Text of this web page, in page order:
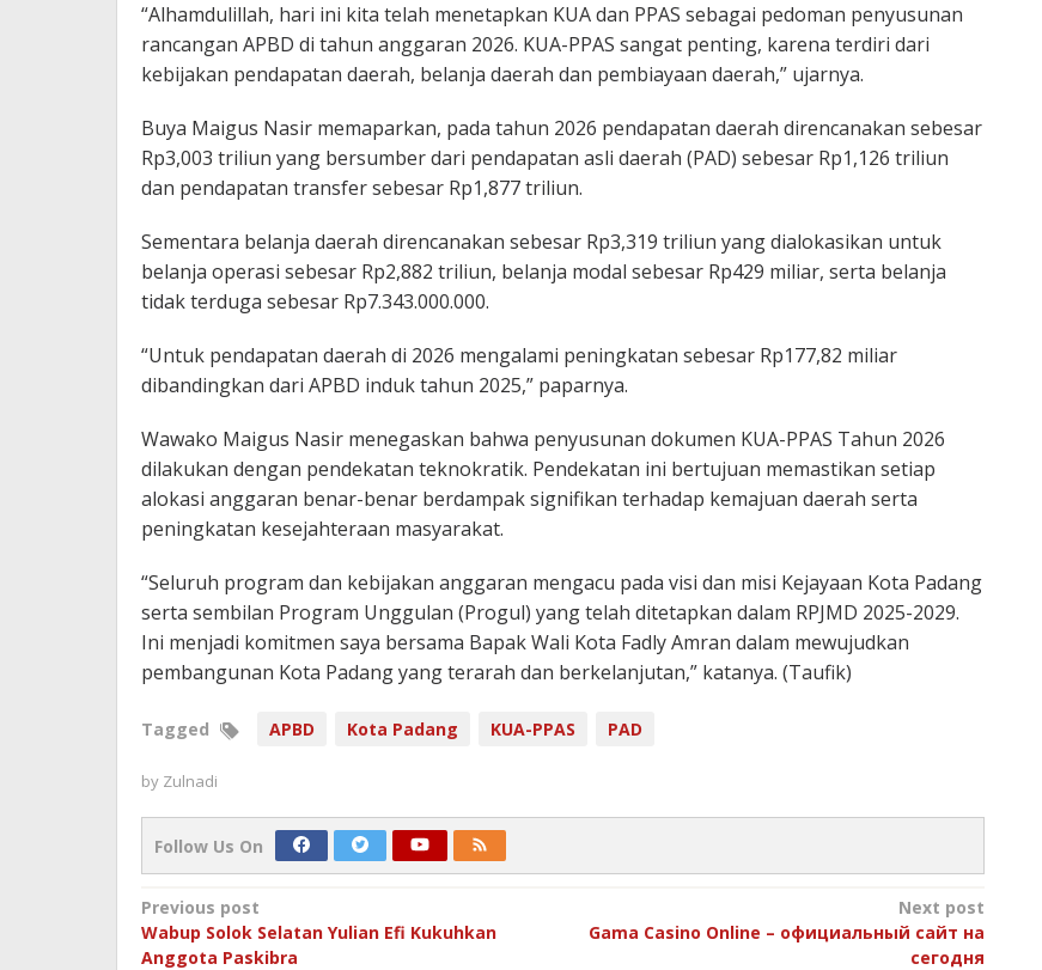
“Alhamdulillah, hari ini kita telah menetapkan KUA dan PPAS sebagai pedoman penyusunan
rancangan APBD di tahun anggaran 2026. KUA-PPAS sangat penting, karena terdiri dari
kebijakan pendapatan daerah, belanja daerah dan pembiayaan daerah,” ujarnya.
Buya Maigus Nasir memaparkan, pada tahun 2026 pendapatan daerah direncanakan sebesar
Rp3,003 triliun yang bersumber dari pendapatan asli daerah (PAD) sebesar Rp1,126 triliun
dan pendapatan transfer sebesar Rp1,877 triliun.
Sementara belanja daerah direncanakan sebesar Rp3,319 triliun yang dialokasikan untuk
belanja operasi sebesar Rp2,882 triliun, belanja modal sebesar Rp429 miliar, serta belanja
tidak terduga sebesar Rp7.343.000.000.
“Untuk pendapatan daerah di 2026 mengalami peningkatan sebesar Rp177,82 miliar
dibandingkan dari APBD induk tahun 2025,” paparnya.
Wawako Maigus Nasir menegaskan bahwa penyusunan dokumen KUA-PPAS Tahun 2026
dilakukan dengan pendekatan teknokratik. Pendekatan ini bertujuan memastikan setiap
alokasi anggaran benar-benar berdampak signifikan terhadap kemajuan daerah serta
peningkatan kesejahteraan masyarakat.
“Seluruh program dan kebijakan anggaran mengacu pada visi dan misi Kejayaan Kota Padang
serta sembilan Program Unggulan (Progul) yang telah ditetapkan dalam RPJMD 2025-2029.
Ini menjadi komitmen saya bersama Bapak Wali Kota Fadly Amran dalam mewujudkan
pembangunan Kota Padang yang terarah dan berkelanjutan,” katanya. (Taufik)
Tagged APBD Kota Padang KUA-PPAS PAD
by Zulnadi
Follow Us On
Post
navigation
Previous post
Wabup Solok Selatan Yulian Efi Kukuhkan
Anggota Paskibra
Next post
Gama Casino Online – официальный сайт на
сегодня